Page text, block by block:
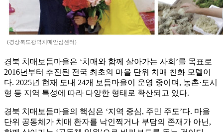
(경상북도광역치매안심센터)
경북 치매보듬마을은 ‘치매와 함께 살아가는 사회’를 목표로
2016년부터 추진된 전국 최초의 마을 단위 치매 친화 모델이
다. 2025년 현재 도내 24개 보듬마을이 운영 중이며, 농촌·도시
형 등 지역 특성에 따라 다양한 형태로 확산되고 있다.
경북 치매보듬마을의 핵심은 ‘지역 중심, 주민 주도’다. 마을
단위 공동체가 치매 환자를 낙인찍거나 부담의 존재가 아닌,